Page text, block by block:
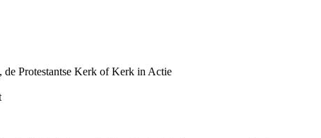
de Protestantse Kerk of Kerk in Actie